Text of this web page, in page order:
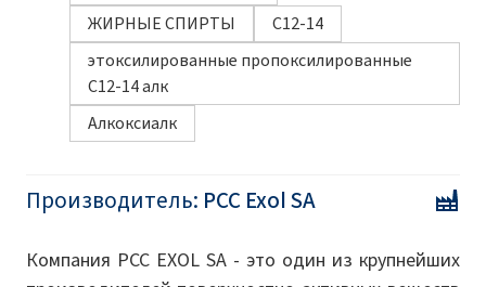
ЖИРНЫЕ СПИРТЫ
C12-14
этоксилированные пропоксилированные
C12-14 алк
Алкоксиалк
Производитель: PCC Exol SA
Компания PCC EXOL SA - это один из крупнейших